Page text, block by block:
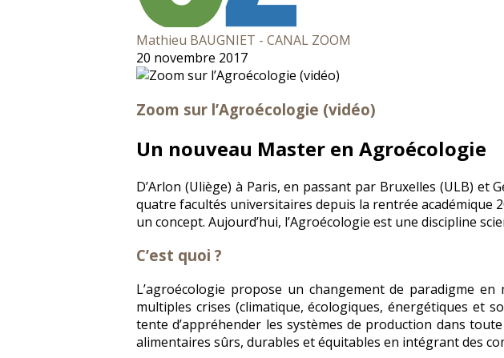
Mathieu BAUGNIET - CANAL ZOOM
20 novembre 2017
Zoom sur l’Agroécologie (vidéo)
Un nouveau Master en Agroécologie
D’Arlon (Uliège) à Paris, en passant par Bruxelles (ULB)
quatre facultés universitaires depuis la rentrée académique
un concept. Aujourd’hui, l’Agroécologie est une discipline
C’est quoi ?
L’agroécologie propose un changement de paradigme
multiples crises (climatique, écologiques, énergétiques et
tente d’appréhender les systèmes de production dans
alimentaires sûrs, durables et équitables en intégrant des